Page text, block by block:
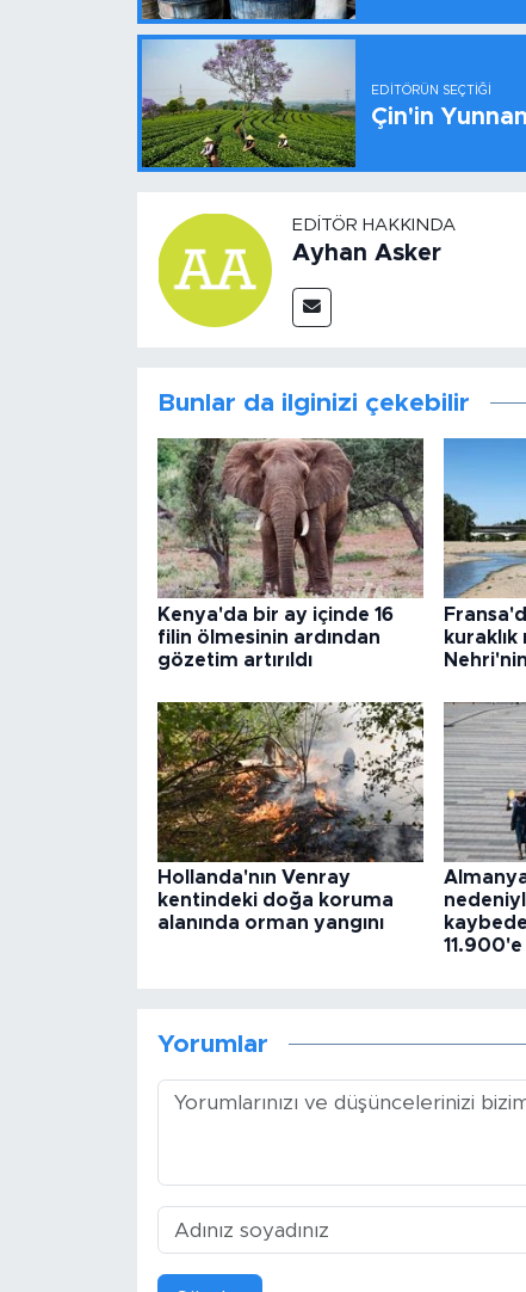
EDITÖRÜN SEÇTIĞI
Çin'in
EDITÖR HAKKINDA
Ayhan Asker
Bunlar da ilginizi çekebilir
Kenya'da bir ay içinde 16
filin ölmesinin ardından
gözetim artırıldı
Hollanda'nın Venray
kentindeki doğa koruma
alanında orman yangını
11.900'e
Yorumlar